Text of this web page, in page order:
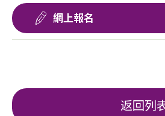
網上報名
返回列